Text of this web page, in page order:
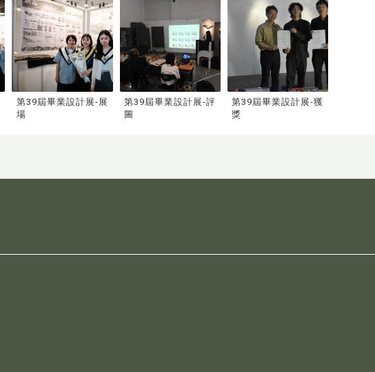
第39屆畢業設計展-展
場
第39屆畢業設計展-評
圖
第39屆畢業設計展-獲
獎